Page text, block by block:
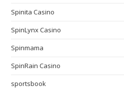
Spinita Casino
SpinLynx Casino
Spinmama
SpinRain Casino
sportsbook